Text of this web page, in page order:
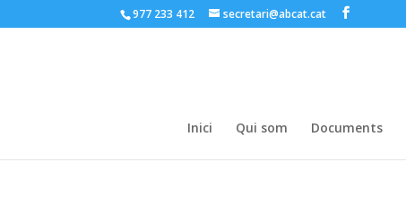
977 233 412 secretari@abcat.cat
Inici Qui som Documents